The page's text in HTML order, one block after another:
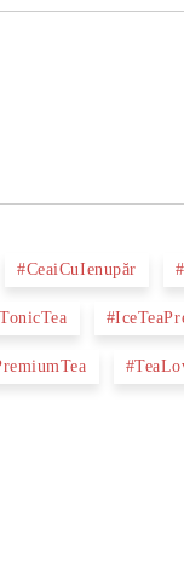
#CeaiCuIenupăr